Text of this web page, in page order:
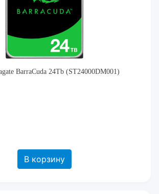
BarraCuda 24Tb (ST24000DM001)
В корзину